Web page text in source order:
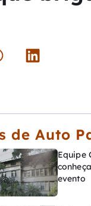
de Auto
Equipe
evento